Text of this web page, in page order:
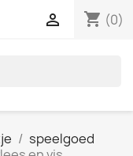
shopping_cart (0)

speelgoed